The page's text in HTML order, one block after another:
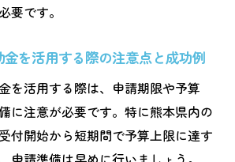
要です。
を活用する際の注意点と成功例
を活用する際は、申請期限や予算
に注意が必要です。特に熊本県内の
付開始から短期間で予算上限に達す